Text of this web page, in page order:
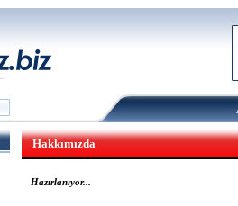
Hakkımızda
Hazırlanıyor...